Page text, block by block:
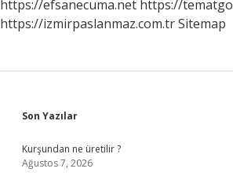
https://efsanecuma.net https://
https://izmirpaslanmaz.com.trSitemap
Sidebar
Son Yazılar
Kurşundan ne üretilir ?
Ağustos 7, 2026